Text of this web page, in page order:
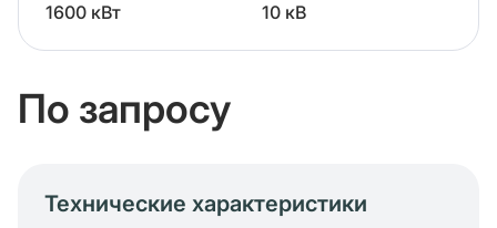
1600 кВт
10 кВ
По запросу
Технические характеристики